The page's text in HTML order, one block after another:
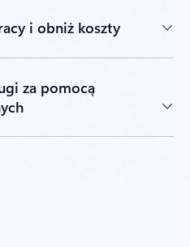
i obniż koszty
za pomocą